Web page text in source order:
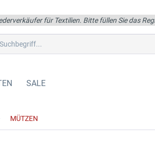
für Textilien. Bitte füllen Sie das
SALE
MÜTZEN